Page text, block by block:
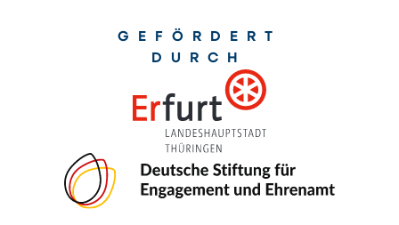
GEFÖRDERT
DURCH